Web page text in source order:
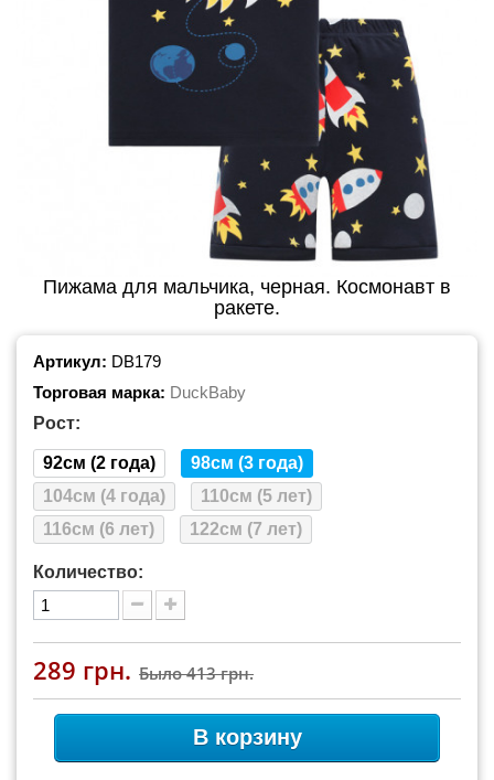
Пижама для мальчика, черная. Космонавт в
ракете.
Артикул: DB179
Торговая марка: DuckBaby
Рост:
92см (2 года)
98см (3 года)
104см (4 года)
110см (5 лет)
116см (6 лет)
122см (7 лет)
Количество:
289 грн. Было413 грн.
В корзину